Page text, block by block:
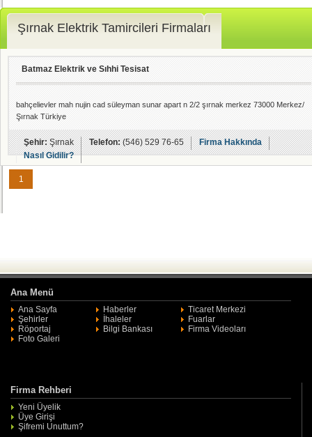
Şırnak Elektrik Tamircileri Firmaları
Batmaz Elektrik ve Sıhhi Tesisat
bahçelievler mah nujin cad süleyman sunar apart n 2/2 şırnak merkez 73000 Merkez/
Şırnak Türkiye
Şehir:Şırnak Telefon:(546) 529 76-65
Firma Hakkında
Nasıl Gidilir?
1
Ana Menü
Ana Sayfa Haberler
Ticaret Merkezi
Şehirler
İhaleler
Fuarlar
Röportaj
Bilgi Bankası
Firma Videoları
Foto Galeri
Firma Rehberi
Yeni Üyelik
Üye Girişi
Şifremi Unuttum?